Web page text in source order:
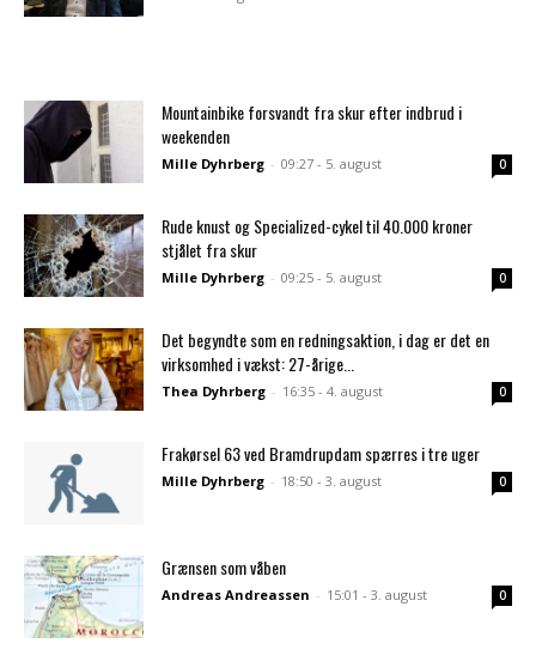
Mountainbike forsvandt fra skur efter indbrud i
weekenden
Mille Dyhrberg - 09:27 - 5. august 0
Rude knust og Specialized-cykel til 40.000 kroner
stjålet fra skur
Mille Dyhrberg - 09:25 - 5. august 0
Det begyndte som en redningsaktion, i dag er det en
virksomhed i vækst: 27-årige...
Thea Dyhrberg - 16:35 - 4. august 0
Frakørsel 63 ved Bramdrupdam spærres i tre uger
Mille Dyhrberg - 18:50 - 3. august 0
Grænsen som våben
Andreas Andreassen - 15:01 - 3. august 0